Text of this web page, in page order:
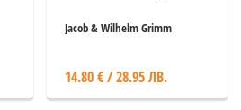
Jacob & Wilhelm Grimm
14.80 € / 28.95 ЛВ.